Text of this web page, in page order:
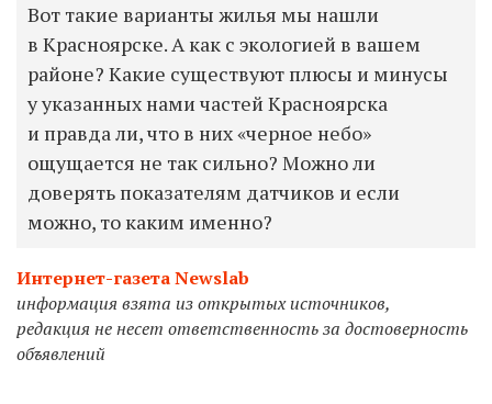
Вот такие варианты жилья мы нашли
в Красноярске. А как с экологией в вашем
районе? Какие существуют плюсы и минусы
у указанных нами частей Красноярска
и правда ли, что в них «черное небо»
ощущается не так сильно? Можно ли
доверять показателям датчиков и если
можно, то каким именно?
Интернет-газета Newslab
информация взята из открытых источников,
редакция не несет ответственность за достоверность
объявлений